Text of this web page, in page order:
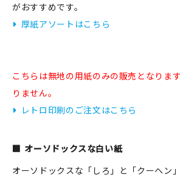
ログイン
マイアカウント
がおすすめです。
厚紙アソートはこちら
こちらは無地の用紙のみの販売となりま
りません。
レトロ印刷のご注文はこちら
オーソドックスな白い紙
オーソドックスな「しろ」と「クーヘン